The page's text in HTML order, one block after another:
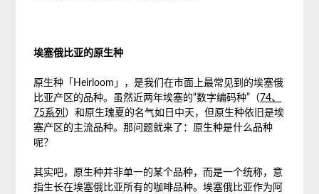
埃塞俄比亚的原生种
原生种「Heirloom」，是我们在市面上最常见到的埃塞俄
比亚产区的品种。虽然近两年埃塞的“数字编码种”（ 74、
75系列 ）和原生瑰夏的名气如日中天，但原生种依旧是埃
塞产区的主流品种。那问题就来了：原生种是什么品种
呢？
其实吧，原生种并非单一的某个品种，而是一个统称，意
指生长在埃塞俄比亚所有的咖啡品种。埃塞俄比亚作为阿